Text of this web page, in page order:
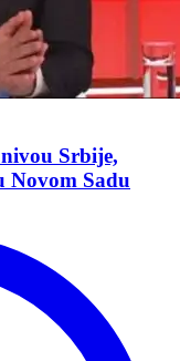
Srbije,
Sadu